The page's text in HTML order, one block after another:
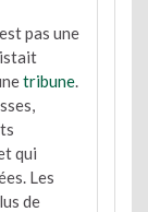
pas une
tribune.
qui
Les
de